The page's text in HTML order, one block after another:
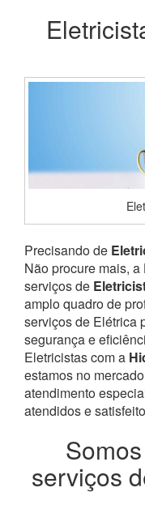
Precisando de
Não procure mais,
serviços de
amplo quadro de
serviços de Elétrica
segurança e
Eletricistas com a
estamos no
atendimento
atendidos e
serviços